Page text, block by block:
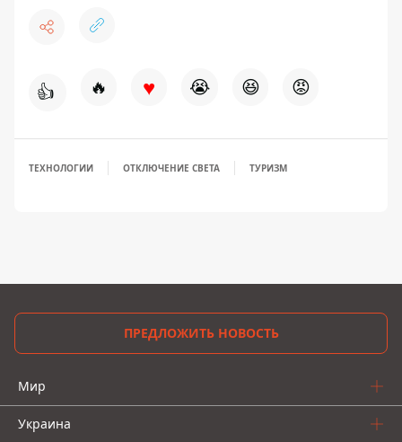
👍 🔥 ♥ 😭 😆 😡
ТЕХНОЛОГИИ ОТКЛЮЧЕНИЕ СВЕТА ТУРИЗМ
ПРЕДЛОЖИТЬ НОВОСТЬ
Мир
Украина